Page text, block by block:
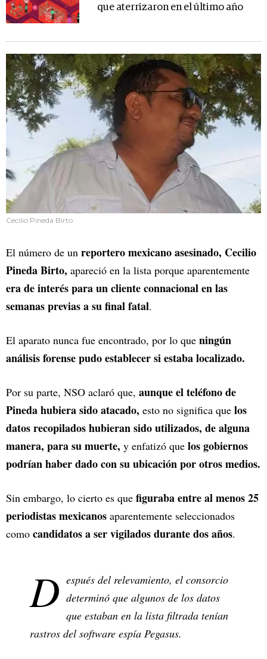
que aterrizaron en el último año
Cecilio Pineda Birto
El número de un reportero mexicano asesinado, Cecilio
Pineda Birto, apareció en la lista porque aparentemente
era de interés para un cliente connacional en las
semanas previas a su final fatal.
El aparato nunca fue encontrado, por lo que ningún
análisis forense pudo establecer si estaba localizado.
Por su parte, NSO aclaró que, aunque el teléfono de
Pineda hubiera sido atacado, esto no significa que los
datos recopilados hubieran sido utilizados, de alguna
manera, para su muerte, y enfatizó que los gobiernos
podrían haber dado con su ubicación por otros medios.
Sin embargo, lo cierto es que figuraba entre al menos 25
periodistas mexicanos aparentemente seleccionados
como candidatos a ser vigilados durante dos años.
D espués del relevamiento, el consorcio
determinó que algunos de los datos
que estaban en la lista filtrada tenían
rastros del software espía Pegasus.